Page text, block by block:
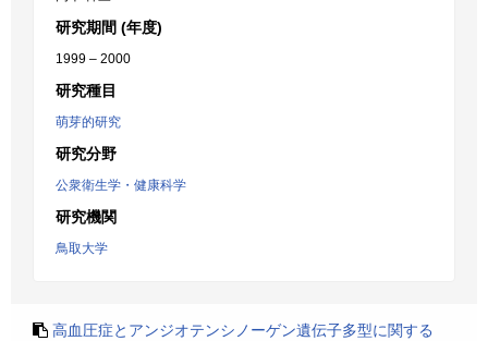
研究期間 (年度)
1999 – 2000
研究種目
萌芽的研究
研究分野
公衆衛生学・健康科学
研究機関
鳥取大学
高血圧症とアンジオテンシノーゲン遺伝子多型に関する